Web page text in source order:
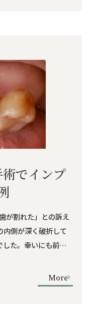
でインプ
が割れた」との訴え
内側が深く破折して
た。幸いにも前後
担を考え、抜歯と同
てました。 治療内容
More